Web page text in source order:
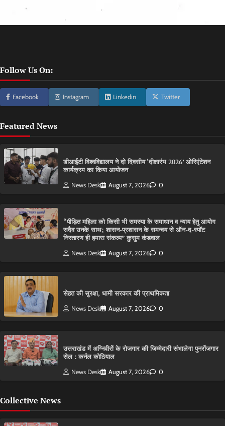
Follow Us On:
Facebook Instagram Linkedin Twitter
Featured News
डीआईटी विश्वविद्यालय ने दो दिवसीय ‘दीक्षारंभ 2026’ ओरिएंटेशन
कार्यक्रम का किया आयोजन
News Desk August 7, 2026 0
“पीड़ित महिला को किसी भी समस्या के समाधान व न्याय हेतु आयोग
सदैव उनके साथ; शासन-प्रशासन के समन्वय से ऑन-द-स्पॉट
निस्तारण ही हमारा संकल्प” कुसुम कंडवाल
News Desk August 7, 2026 0
सेहत की सुरक्षा, धामी सरकार की प्राथमिकता
News Desk August 7, 2026 0
उत्तराखंड में अग्निवीरों के रोजगार की जिम्मेदारी संभालेगा पुनर्रोजगार
सेल : कर्नल कोठियाल
News Desk August 7, 2026 0
Collective News